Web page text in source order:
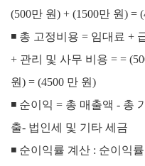
(500만 원) + (1500만 원) =
◾ 총 고정비용 = 임대료 +
+ 관리 및 사무 비용 = =
원) = (4500 만 원)
◾ 순이익 = 총 매출액 - 총
출- 법인세 및 기타 세금
◾ 순이익률 계산 : 순이익